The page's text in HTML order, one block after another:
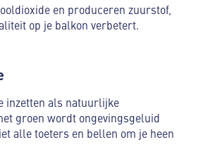
en produceren zuurstof,
op je balkon verbetert.
inzetten als natuurlijke
groen wordt ongevingsgeluid
alle toeters en bellen om je heen